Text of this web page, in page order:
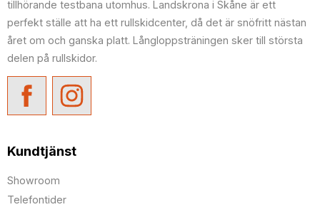
tillhörande testbana utomhus. Landskrona i Skåne är ett
perfekt ställe att ha ett rullskidcenter, då det är snöfritt nästan
året om och ganska platt. Långloppsträningen sker till största
delen på rullskidor.
Kundtjänst
Showroom
Telefontider